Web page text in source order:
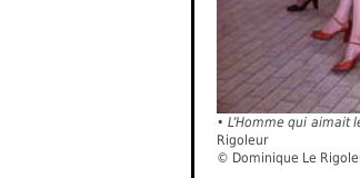
• L’Homme qui aimait
Rigoleur
© Dominique Le